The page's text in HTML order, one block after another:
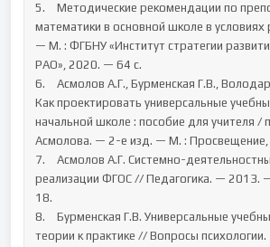
5.	Методические рекомендации по преподаванию
математики в основной школе в условиях
— М. : ФГБНУ «Институт стратегии
РАО», 2020. — 64 с.
6.	Асмолов А.Г., Бурменская Г.В., Володарская И.А. [и др.]
Как проектировать универсальные
начальной школе : пособие для учителя /
Асмолова. — 2-е изд. — М. :
7.	Асмолов А.Г. Системно-деятельностный подход в
реализации ФГОС // Педагогика. —
18.
8.	Бурменская Г.В. Универсальные учебные действия: от
теории к практике // Вопросы